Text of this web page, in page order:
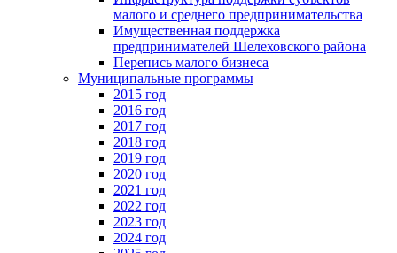
малого и среднего предпринимательства
Имущественная поддержка
предпринимателей Шелеховского района
Перепись малого бизнеса
Муниципальные программы
2015 год
2016 год
2017 год
2018 год
2019 год
2020 год
2021 год
2022 год
2023 год
2024 год